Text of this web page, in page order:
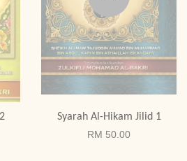
Syarah Al-Hikam Jilid 1
RM 50.00